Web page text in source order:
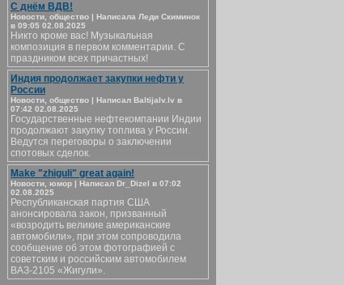
С днём ВДВ!
Новости, общество | Написала Леди Скиминок
в 09:05 02.08.2025
Никто кроме вас! Музыкальная
композиция в первом комментарии. С
праздником всех причастных!
Индия продолжает закупки нефти у
России
Новости, общество | Написал Baltijalv.lv в
07:42 02.08.2025
Государственные нефтекомпании Индии
продолжают закупку топлива у России.
Ведутся переговоры о заключении
спотовых сделок.
Make "zhiguli" great again!
Новости, юмор | Написал Dr_Dizel в 07:02
02.08.2025
Республиканская партия США
анонсировала закон, призванный
«возродить великие американские
автомобили», при этом сопроводила
сообщение об этом фотографией с
советским и российским автомобилем
ВАЗ-2105 «Жигули».